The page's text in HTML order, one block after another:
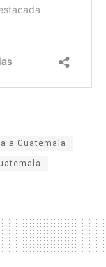
a Guatemala